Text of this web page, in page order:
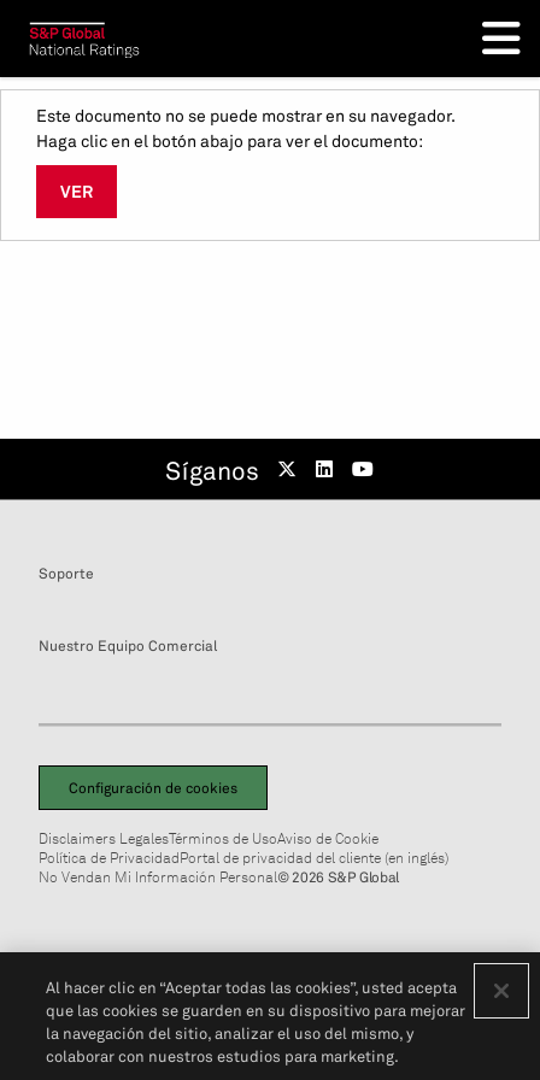
Este documento no se puede mostrar en su navegador.
Haga clic en el botón abajo para ver el documento:
VER
Síganos
Soporte
Nuestro Equipo Comercial
Configuración de cookies
Disclaimers LegalesTérminos de UsoAviso de Cookie
Política de PrivacidadPortal de privacidad del cliente (en inglés)
No Vendan Mi Información Personal© 2026 S&P Global
Al hacer clic en “Aceptar todas las cookies”, usted acepta
que las cookies se guarden en su dispositivo para mejorar
la navegación del sitio, analizar el uso del mismo, y
colaborar con nuestros estudios para marketing.